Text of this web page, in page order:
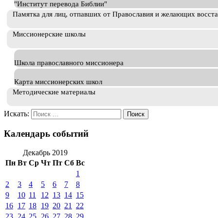
"Институт перевода Библии"
Памятка для лиц, отпавших от Православия и желающих
Миссионерские школы
Школа православного миссионера
Карта миссионерских школ
Методические материалы
Искать:
Календарь событий
Декабрь 2019
Пн Вт Ср Чт Пт Сб Вс
1
2
3 4 5 6 7
8
9
10 11 12 13 14 15
16 17 18 19 20 21
22
23 24 25 26 27 28 29